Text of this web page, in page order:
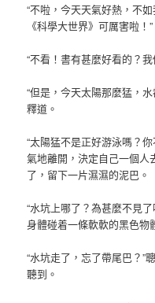
“不啦，今天天氣好熱，不
《科學大世界》可厲害啦！”
“不看！書有甚麼好看的？
“但是，今天太陽那麼猛，
釋道。
“太陽猛不是正好游泳嗎？
氣地離開，決定自己一個人
了，留下一片濕濕的泥巴。
“水坑上哪了？為甚麼不見
身體碰着一條軟軟的黑色物
“水坑走了，忘了帶尾巴？”
聽到。